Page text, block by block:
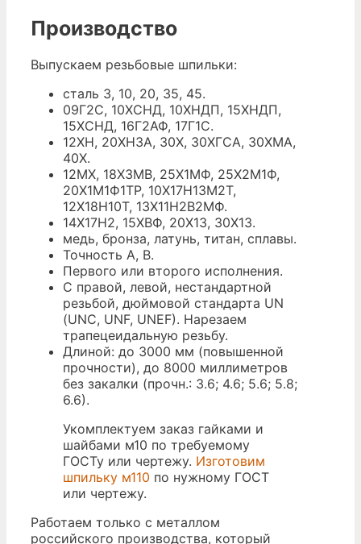
Производство
Выпускаем резьбовые шпильки:
сталь 3, 10, 20, 35, 45.
09Г2С, 10ХСНД, 10ХНДП, 15ХНДП,
15ХСНД, 16Г2АФ, 17Г1С.
12ХН, 20ХН3А, 30Х, 30ХГСА, 30ХМА,
40Х.
12МХ, 18Х3МВ, 25Х1МФ, 25Х2М1Ф,
20Х1М1Ф1ТР, 10Х17Н13М2Т,
12Х18Н10Т, 13Х11Н2В2МФ.
14Х17Н2, 15ХВФ, 20Х13, 30Х13.
медь, бронза, латунь, титан, сплавы.
Точность A, B.
Первого или второго исполнения.
С правой, левой, нестандартной
резьбой, дюймовой стандарта UN
(UNC, UNF, UNEF). Нарезаем
трапецеидальную резьбу.
Длиной: до 3000 мм (повышенной
прочности), до 8000 миллиметров
без закалки (прочн.: 3.6; 4.6; 5.6; 5.8;
6.6).
Укомплектуем заказ гайками и
шайбами м10 по требуемому
ГОСТу или чертежу. Изготовим
шпильку м110 по нужному ГОСТ
или чертежу.
Работаем только с металлом
российского производства, который